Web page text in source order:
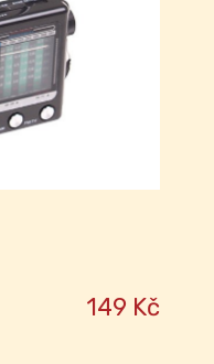
149 Kč